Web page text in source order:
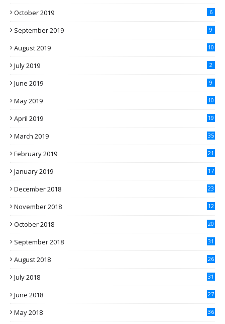
October 2019 6
September 2019 9
August 2019 10
July 2019 2
June 2019 9
May 2019 10
April 2019 19
March 2019 35
February 2019 21
January 2019 17
December 2018 23
November 2018 12
October 2018 20
September 2018 31
August 2018 26
July 2018 31
June 2018 27
May 2018 36